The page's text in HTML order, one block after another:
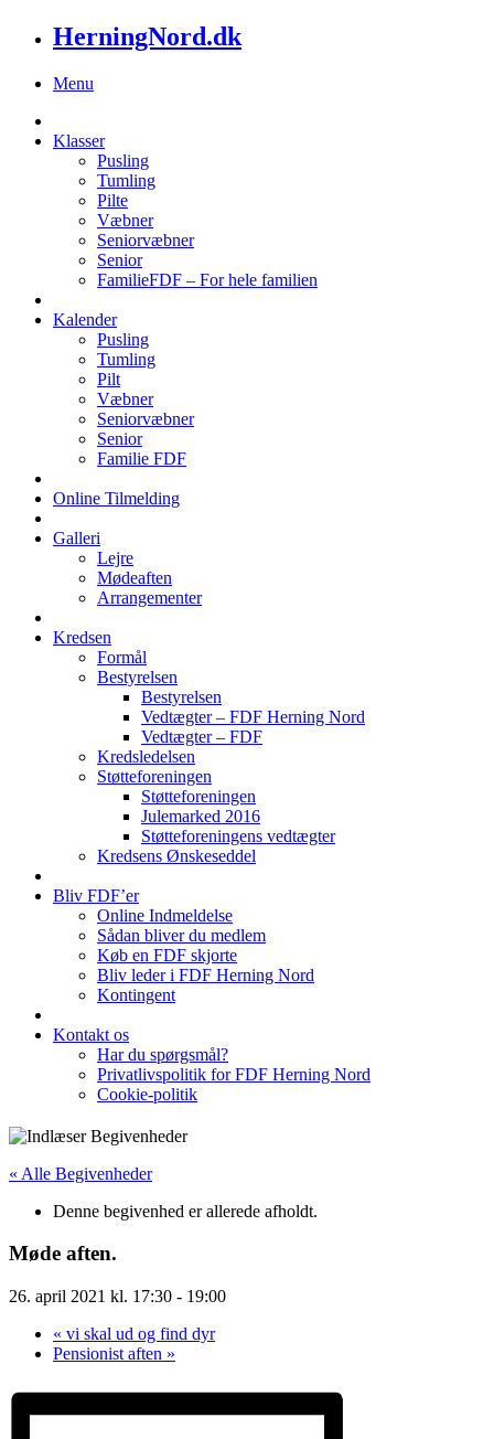
HerningNord.dk
Menu
Klasser
Pusling
Tumling
Pilte
Væbner
Seniorvæbner
Senior
FamilieFDF – For hele familien
Kalender
Pusling
Tumling
Pilt
Væbner
Seniorvæbner
Senior
Familie FDF
Online Tilmelding
Galleri
Lejre
Mødeaften
Arrangementer
Kredsen
Formål
Bestyrelsen
Bestyrelsen
Vedtægter – FDF Herning Nord
Vedtægter – FDF
Kredsledelsen
Støtteforeningen
Støtteforeningen
Julemarked 2016
Støtteforeningens vedtægter
Kredsens Ønskeseddel
Bliv FDF’er
Online Indmeldelse
Sådan bliver du medlem
Køb en FDF skjorte
Bliv leder i FDF Herning Nord
Kontingent
Kontakt os
Har du spørgsmål?
Privatlivspolitik for FDF Herning Nord
Cookie-politik
« Alle Begivenheder
Denne begivenhed er allerede afholdt.
Møde aften.
26. april 2021 kl. 17:30 - 19:00
« vi skal ud og find dyr
Pensionist aften »